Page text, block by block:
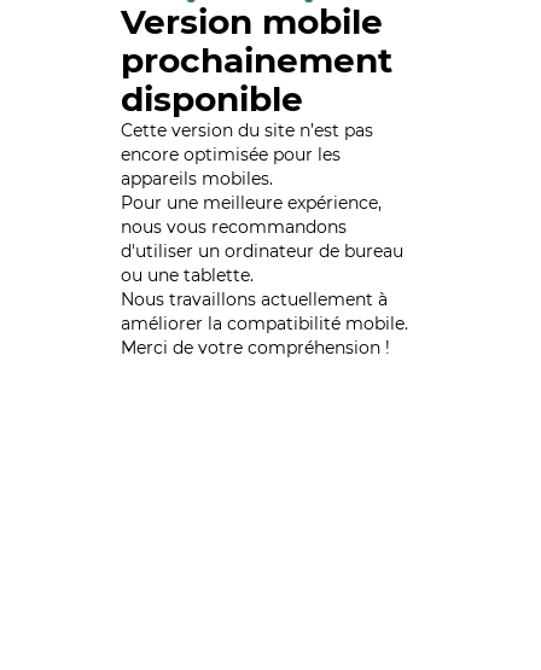
Version mobile
prochainement
disponible
Cette version du site n’est pas
encore optimisée pour les
appareils mobiles.
Pour une meilleure expérience,
nous vous recommandons
d'utiliser un ordinateur de bureau
ou une tablette.
Nous travaillons actuellement à
améliorer la compatibilité mobile.
Merci de votre compréhension !